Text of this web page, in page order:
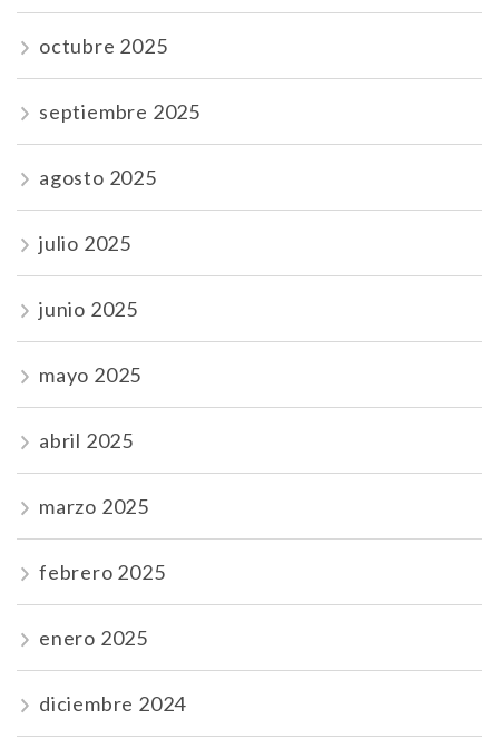
octubre 2025
septiembre 2025
agosto 2025
julio 2025
junio 2025
mayo 2025
abril 2025
marzo 2025
febrero 2025
enero 2025
diciembre 2024